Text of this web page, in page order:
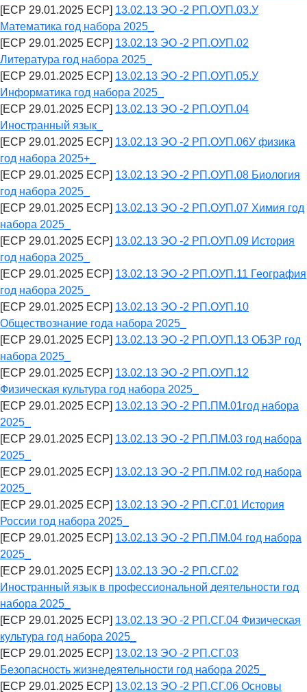
[ECP 29.01.2025 ECP] 13.02.13 ЭО -2 РП.ОУП.03.У
Математика год набора 2025_
[ECP 29.01.2025 ECP] 13.02.13 ЭО -2 РП.ОУП.02
Литература год набора 2025_
[ECP 29.01.2025 ECP] 13.02.13 ЭО -2 РП.ОУП.05.У
Информатика год набора 2025_
[ECP 29.01.2025 ECP] 13.02.13 ЭО -2 РП.ОУП.04
Иностранный язык_
[ECP 29.01.2025 ECP] 13.02.13 ЭО -2 РП.ОУП.06У физика
год набора 2025+_
[ECP 29.01.2025 ECP] 13.02.13 ЭО -2 РП.ОУП.08 Биология
год набора 2025_
[ECP 29.01.2025 ECP] 13.02.13 ЭО -2 РП.ОУП.07 Химия год
набора 2025_
[ECP 29.01.2025 ECP] 13.02.13 ЭО -2 РП.ОУП.09 История
год набора 2025_
[ECP 29.01.2025 ECP] 13.02.13 ЭО -2 РП.ОУП.11 География
год набора 2025_
[ECP 29.01.2025 ECP] 13.02.13 ЭО -2 РП.ОУП.10
Обществознание года набора 2025_
[ECP 29.01.2025 ECP] 13.02.13 ЭО -2 РП.ОУП.13 ОБЗР год
набора 2025_
[ECP 29.01.2025 ECP] 13.02.13 ЭО -2 РП.ОУП.12
Физическая культура год набора 2025_
[ECP 29.01.2025 ECP] 13.02.13 ЭО -2 РП.ПМ.01год набора
2025_
[ECP 29.01.2025 ECP] 13.02.13 ЭО -2 РП.ПМ.03 год набора
2025_
[ECP 29.01.2025 ECP] 13.02.13 ЭО -2 РП.ПМ.02 год набора
2025_
[ECP 29.01.2025 ECP] 13.02.13 ЭО -2 РП.СГ.01 История
России год набора 2025_
[ECP 29.01.2025 ECP] 13.02.13 ЭО -2 РП.ПМ.04 год набора
2025_
[ECP 29.01.2025 ECP] 13.02.13 ЭО -2 РП.СГ.02
Иностранный язык в профессиональной деятельности год
набора 2025_
[ECP 29.01.2025 ECP] 13.02.13 ЭО -2 РП.СГ.04 Физическая
культура год набора 2025_
[ECP 29.01.2025 ECP] 13.02.13 ЭО -2 РП.СГ.03
Безопасность жизнедеятельности год набора 2025_
[ECP 29.01.2025 ECP] 13.02.13 ЭО -2 РП.СГ.06 Основы